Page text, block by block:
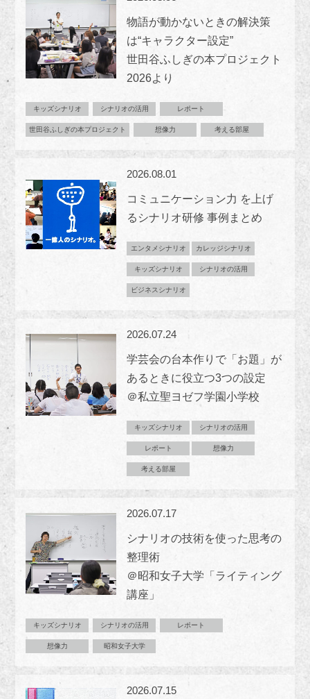
物語が動かないときの解決策
は“キャラクター設定”
世田谷ふしぎの本プロジェクト
2026より
キッズシナリオ シナリオの活用 レポート
世田谷ふしぎの本プロジェクト 想像力 考える部屋
2026.08.01
コミュニケーション力 を上げ
るシナリオ研修 事例まとめ
エンタメシナリオ カレッジシナリオ
キッズシナリオ シナリオの活用
ビジネスシナリオ
2026.07.24
学芸会の台本作りで「お題」が
あるときに役立つ3つの設定
＠私立聖ヨゼフ学園小学校
キッズシナリオ シナリオの活用
レポート 想像力
考える部屋
2026.07.17
シナリオの技術を使った思考の
整理術
＠昭和女子大学「ライティング
講座」
キッズシナリオ シナリオの活用 レポート
想像力 昭和女子大学
2026.07.15